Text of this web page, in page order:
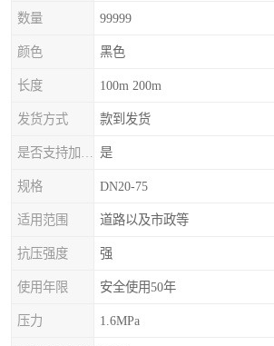
数量 99999
颜色 黑色
长度 100m 200m
发货方式 款到发货
是
规格 DN20-75
适用范围 道路以及市政等
抗压强度 强
使用年限 安全使用50年
压力 1.6MPa